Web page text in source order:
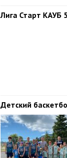
Лига Старт КАУБ
Детский